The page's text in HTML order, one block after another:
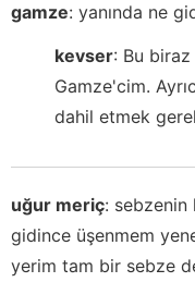
gamze: yanında ne
kevser: Bu biraz
Gamze'cim.
dahil etmek
uğur meriç:
gidince üşenmem
yerim tam bir sebze